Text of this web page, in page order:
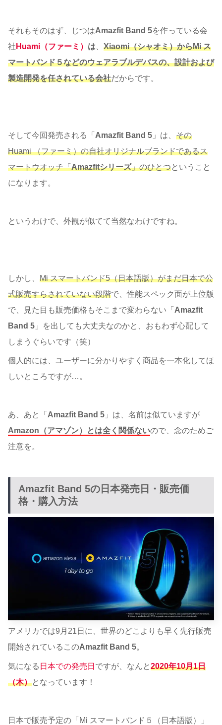
それもそのはず、じつはAmazfit Band 5を作っている会
社 Huami（ファーミ） は
Xiaomi（シャオミ）からMi ス
マートバンド５などのウェアラブルデバスの、設計および
製造開発を任されている会社だからです。
そして今回発売される「 Amazfit Band 5 」は、 その
Huami （ファーミ）の自社オリジナルブランドであるス
マートウオッチ「Amazfitシリーズ」のひとつということ
になります。
というわけで、外観が似てて当然なわけですね。
しかし、 Mi スマートバンド5（日本語版）がまだ日本で公
式販売すらされていない段階で、性能スペック面が上位版
で、見た目も販売価格もそこまで変わらない「 Amazfit
Band 5 」を出しても大丈夫なのかと、おもわず心配して
しまうぐらいです（笑）
個人的には、ユーザーに分かりやすく商品を一本化してほ
しいところですが…。
あ、あと「 Amazfit Band 5 」は、名前は似ていますが
Amazon（アマゾン）とは全く関係ないので、念のためご
注意を。
Amazfit Band 5の日本発売日・販売価
格・購入方法
アメリカでは9月21日に、世界のどこよりも早く先行販売
開始されているこのAmazfit Band 5。
気になる 日本での発売日 ですが、なんと2020年10月1日
（木）となっています！
日本で販売予定の「Mi スマートバンド５（日本語版）」